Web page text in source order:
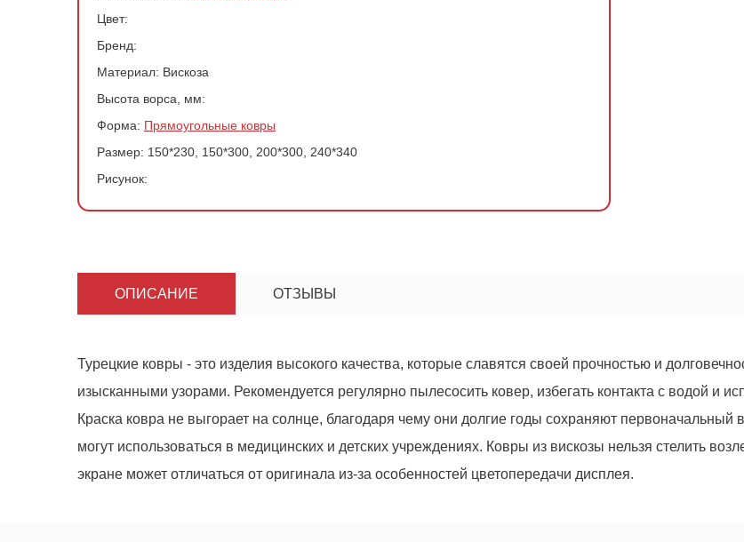
Цвет:
Бренд:
Материал: Вискоза
Высота ворса, мм:
Форма: Прямоугольные ковры
Размер: 150*230, 150*300, 200*300, 240*340
Рисунок:
ОПИСАНИЕ ОТЗЫВЫ
Турецкие ковры - это изделия высокого качества, которые славятся своей прочностью и
изысканными узорами. Рекомендуется регулярно пылесосить ковер, избегать контакта с водой и
Краска ковра не выгорает на солнце, благодаря чему они долгие годы сохраняют первоначальный
могут использоваться в медицинских и детских учреждениях. Ковры из вискозы нельзя стелить
экране может отличаться от оригинала из-за особенностей цветопередачи дисплея.
ОСТАВИТЬ ЗАЯВКУ